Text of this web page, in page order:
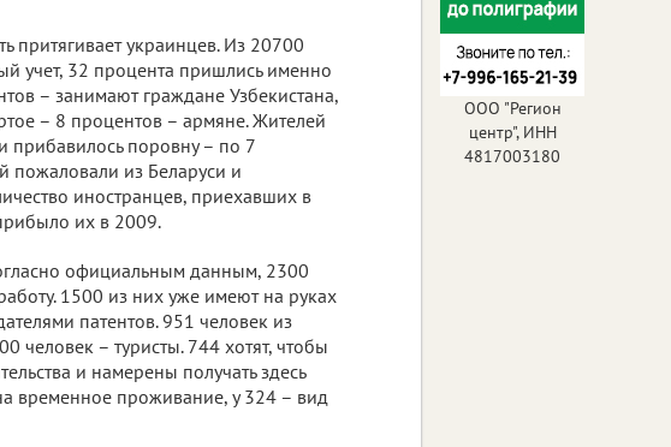
притягивает украинцев. Из 20700
учет, 32 процента пришлись именно
– занимают граждане Узбекистана,
– 8 процентов – армяне. Жителей
прибавилось поровну – по 7
пожаловали из Беларуси и
иностранцев, приехавших в
их в 2009.
официальным данным, 2300
1500 из них уже имеют на руках
патентов. 951 человек из
человек – туристы. 744 хотят, чтобы
и намерены получать здесь
временное проживание, у 324 – вид
ООО "Регион
центр", ИНН
4817003180